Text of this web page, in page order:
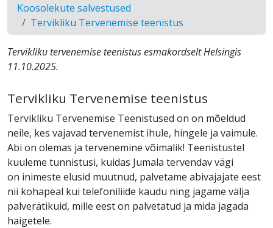
Koosolekute salvestused
Tervikliku Tervenemise teenistus
Tervikliku tervenemise teenistus esmakordselt Helsingis
11.10.2025.
Tervikliku Tervenemise teenistus
Tervikliku Tervenemise Teenistused on on mõeldud
neile, kes vajavad tervenemist ihule, hingele ja vaimule.
Abi on olemas ja tervenemine võimalik! Teenistustel
kuuleme tunnistusi, kuidas Jumala tervendav vägi
on inimeste elusid muutnud, palvetame abivajajate eest
nii kohapeal kui telefoniliide kaudu ning jagame välja
palverätikuid, mille eest on palvetatud ja mida jagada
haigetele.